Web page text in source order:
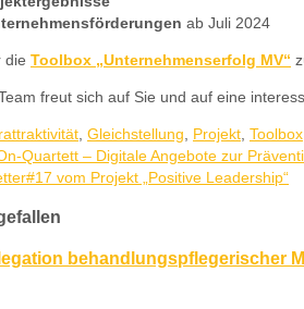
ab Juli 2024
die Toolbox „Unternehmenserfolg MV“
freut sich auf Sie und auf eine
Gleichstellung Projekt Toolbox
Quartett – Digitale Angebote zur
vom Projekt „Positive Leadership“
behandlungspflegerischer